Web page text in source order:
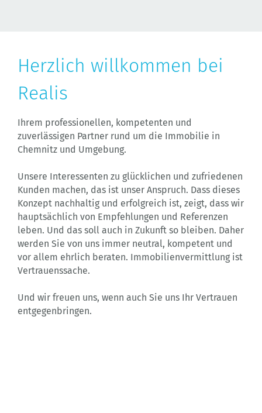
Sich Dinge zu leisten,
bedeutet nicht im Luxus
zu leben.
entscheiden. Sie finden bei uns einen Wirkungs- oder
Lebensraum, der zu Ihnen passt. Unsere Leistungen
auf einen Blick:
Immobilienankauf und Immobilienverkauf
Vermieten von Immobilien
Vermitteln von Immobilien
Entwickeln von Immobilien
Erschließung
Gezielte Immobiliensuche
Herzlich willkommen bei
Realis
Ihrem professionellen, kompetenten und
zuverlässigen Partner rund um die Immobilie in
Chemnitz und Umgebung.
Unsere Interessenten zu glücklichen und zufriedenen
Kunden machen, das ist unser Anspruch. Dass dieses
Konzept nachhaltig und erfolgreich ist, zeigt, dass wir
hauptsächlich von Empfehlungen und Referenzen
leben. Und das soll auch in Zukunft so bleiben. Daher
werden Sie von uns immer neutral, kompetent und
vor allem ehrlich beraten. Immobilienvermittlung ist
Vertrauenssache.
Und wir freuen uns, wenn auch Sie uns Ihr Vertrauen
entgegenbringen.